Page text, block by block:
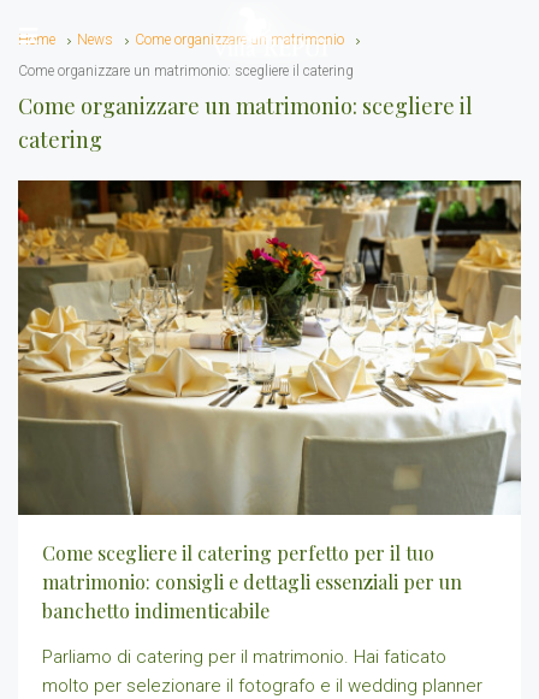
Home News
Come organizzare un matrimonio
Come organizzare un matrimonio: scegliere il catering
Come organizzare un matrimonio: scegliere il
catering
Come scegliere il catering perfetto per il tuo
matrimonio: consigli e dettagli essenziali per un
banchetto indimenticabile
Parliamo di catering per il matrimonio. Hai faticato
molto per selezionare il fotografo e il wedding planner